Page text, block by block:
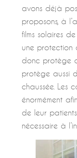
avons déjà
proposons, à
films solaires
une protection
donc protège
protège aussi
chaussée. Les
énormément
de leur
nécessaire à